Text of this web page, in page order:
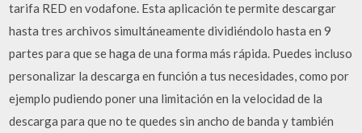
tarifa RED en vodafone. Esta aplicación te permite descargar
hasta tres archivos simultáneamente dividiéndolo hasta en 9
partes para que se haga de una forma más rápida. Puedes incluso
personalizar la descarga en función a tus necesidades, como por
ejemplo pudiendo poner una limitación en la velocidad de la
descarga para que no te quedes sin ancho de banda y también